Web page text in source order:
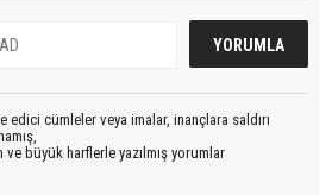
edici cümleler veya imalar, inançlara saldırı
büyük harflerle yazılmış yorumlar